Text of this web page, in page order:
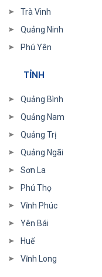
Trà Vinh
Quảng Ninh
Phú Yên
TỈNH
Quảng Bình
Quảng Nam
Quảng Trị
Quảng Ngãi
Sơn La
Phú Thọ
Vĩnh Phúc
Yên Bái
Huế
Vĩnh Long